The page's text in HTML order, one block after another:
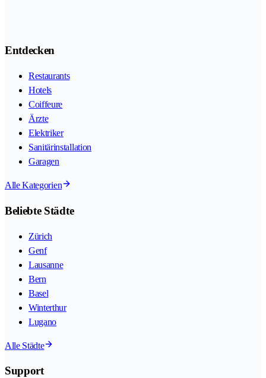
Entdecken
Restaurants
Hotels
Coiffeure
Ärzte
Elektriker
Sanitärinstallation
Garagen
Alle Kategorien
Beliebte Städte
Zürich
Genf
Lausanne
Bern
Basel
Winterthur
Lugano
Alle Städte
Support